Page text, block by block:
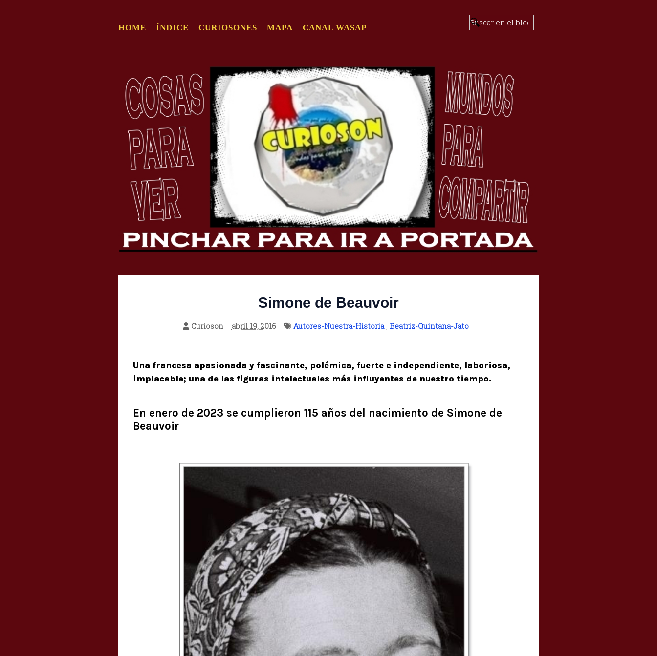
HOME ÍNDICE CURIOSONES MAPA CANAL WASAP
Simone de Beauvoir
Curioson abril 19, 2016 Autores-Nuestra-Historia, Beatriz-Quintana-Jato
Una francesa apasionada y fascinante, polémica, fuerte e independiente, laboriosa,
implacable; una de las figuras intelectuales más influyentes de nuestro tiempo.
En enero de 2023 se cumplieron 115 años del nacimiento de Simone de
Beauvoir